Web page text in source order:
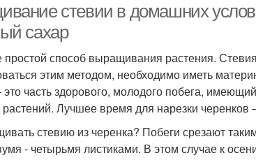
стевии в домашних
сахар
простой способ выращивания растения.
этим методом, необходимо иметь
часть здорового, молодого побега,
растений. Лучшее время для нарезки
стевию из черенка? Побеги срезают
- четырьмя листиками. В этом случае к